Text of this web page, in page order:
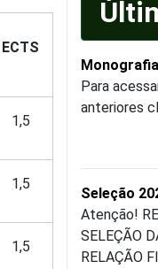
ECTS
1,5
1,5
1,5
Para
anteriores
Seleção
Atenção!
SELEÇÃO
RELAÇÃO